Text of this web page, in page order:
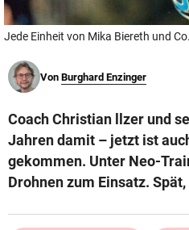
Jede Einheit von Mika Biereth und
Von Burghard Enzinger
Coach Christian llzer und
Jahren damit – jetzt ist
gekommen. Unter Neo-
Drohnen zum Einsatz.